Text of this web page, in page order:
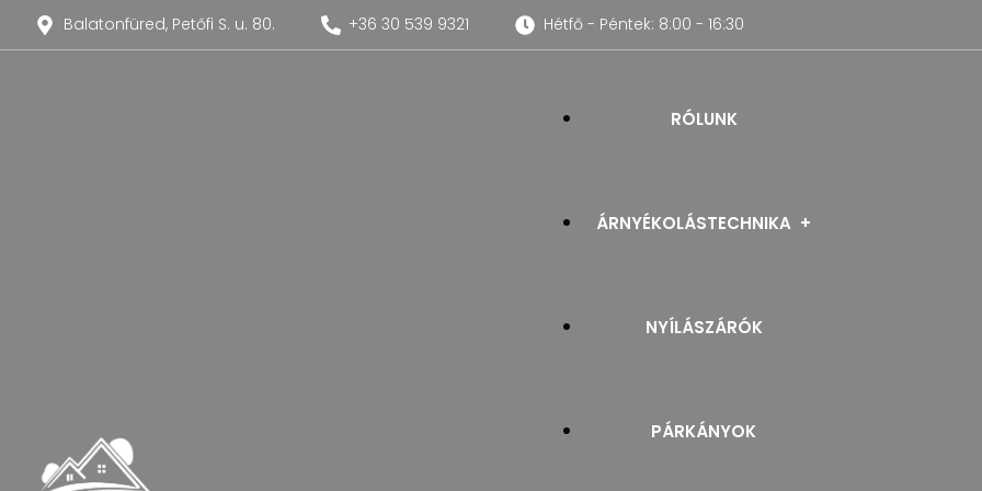
Balatonfüred, Petőfi S. u. 80. +36 30 539 9321 Hétfő - Péntek: 8:00 - 16:30
RÓLUNK
ÁRNYÉKOLÁSTECHNIKA
NYÍLÁSZÁRÓK
PÁRKÁNYOK